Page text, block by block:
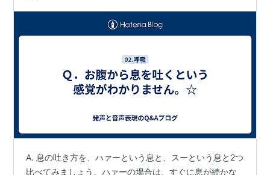
A. 息の吐き方を、ハァーという息と、スーという息と2つ
比べてみましょう。ハァーの場合は、すぐに息が続かな